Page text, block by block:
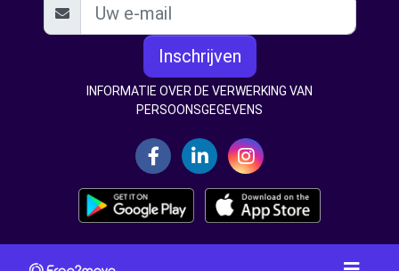
Inschrijven
INFORMATIE OVER DE VERWERKING VAN
PERSOONSGEGEVENS